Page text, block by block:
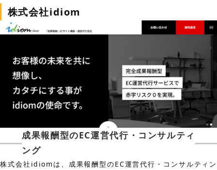
株式会社idiom
成果報酬型のEC運営代行・コンサルティ
ング
株式会社idiomは、成果報酬型のEC運営代行・コンサルティン